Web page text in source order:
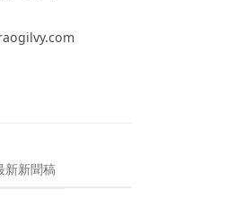
新新聞稿